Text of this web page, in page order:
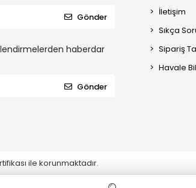
Gönder
haberdar
Gönder
İletişim
Sıkça
Sipariş
Havale
ile korunmaktadır.